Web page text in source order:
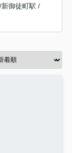
/新御徒町駅 /